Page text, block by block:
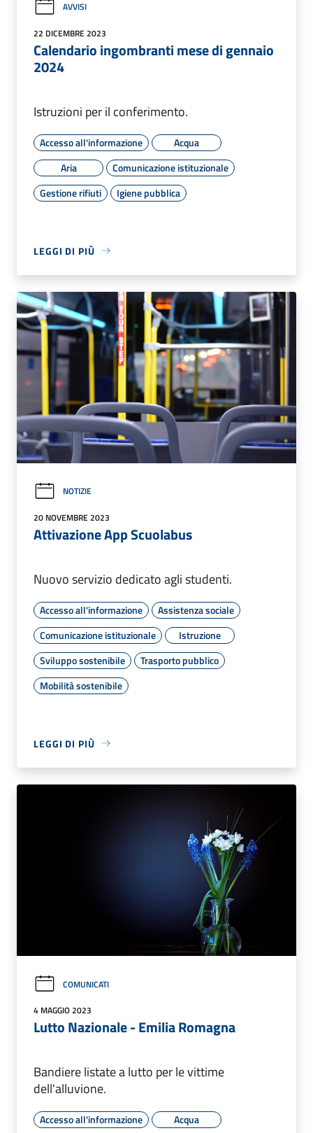
AVVISI
22 DICEMBRE 2023
Calendario ingombranti mese di gennaio
2024
Istruzioni per il conferimento.
Accesso all'informazione
Acqua
Aria
Comunicazione istituzionale
Gestione rifiuti
Igiene pubblica
LEGGI DI PIÙ
NOTIZIE
20 NOVEMBRE 2023
Attivazione App Scuolabus
Nuovo servizio dedicato agli studenti.
Accesso all'informazione
Assistenza sociale
Comunicazione istituzionale
Istruzione
Sviluppo sostenibile
Trasporto pubblico
Mobilità sostenibile
LEGGI DI PIÙ
COMUNICATI
4 MAGGIO 2023
Lutto Nazionale - Emilia Romagna
Bandiere listate a lutto per le vittime
dell'alluvione.
Accesso all'informazione Acqua